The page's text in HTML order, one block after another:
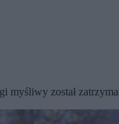
myśliwy został